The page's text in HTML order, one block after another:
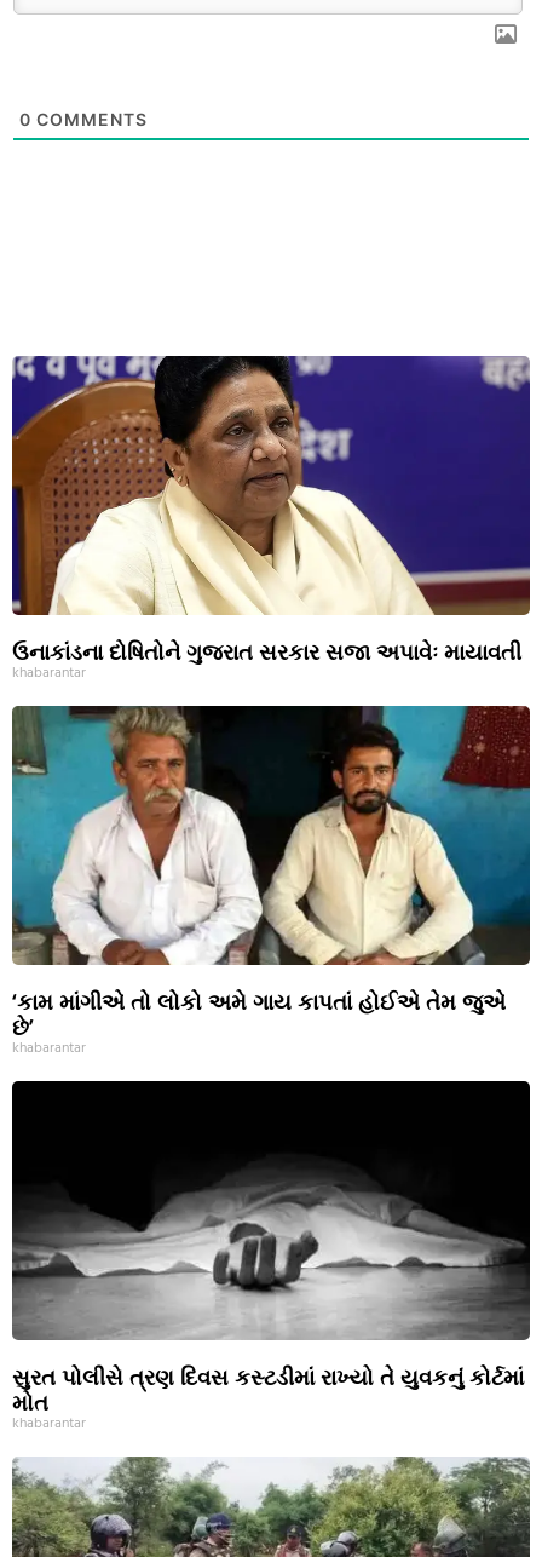
0 COMMENTS
ઉનાકાંડના દોષિતોને ગુજરાત સરકાર સજા અપાવેઃ માયાવતી
khabarantar
‘કામ માંગીએ તો લોકો અમે ગાય કાપતાં હોઈએ તેમ જુએ
છે’
khabarantar
સુરત પોલીસે ત્રણ દિવસ કસ્ટડીમાં રાખ્યો તે યુવકનું કોર્ટમાં
મોત
khabarantar